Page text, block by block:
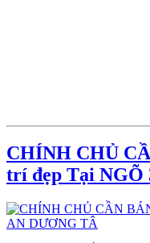
CHÍNH CHỦ
trí đẹp Tại NGÕ